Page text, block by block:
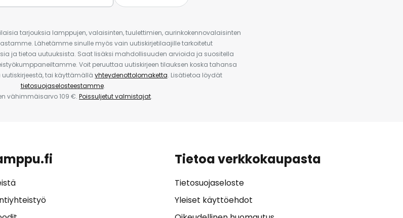
tarjouksia lamppujen, valaisinten, tuulettimien, aurinkokennovalaisinten
Lähetämme sinulle myös vain uutiskirjetilaajille tarkoitetut
ja tietoa uutuuksista. Saat lisäksi mahdollisuuden arvioida ja suositella
Voit peruuttaa uutiskirjeen tilauksen koska tahansa
tai käyttämällä yhteydenottolomaketta. Lisätietoa löydät
tietosuojaselosteestamme.
vähimmäisarvo 109 €. Poissuljetut valmistajat.
Tietoa verkkokaupasta
Tietosuojaseloste
Yleiset käyttöehdot